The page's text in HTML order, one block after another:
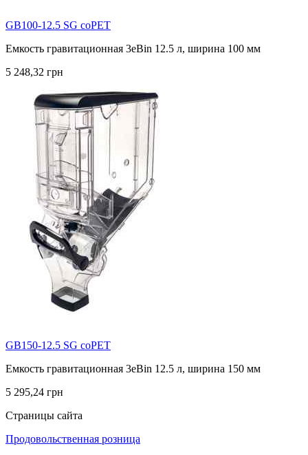
GB100-12.5 SG coPET
Емкость гравитационная 3eBin 12.5 л, ширина 100 мм
5 248,32 грн
GB150-12.5 SG coPET
Емкость гравитационная 3eBin 12.5 л, ширина 150 мм
5 295,24 грн
Страницы сайта
Продовольственная розница